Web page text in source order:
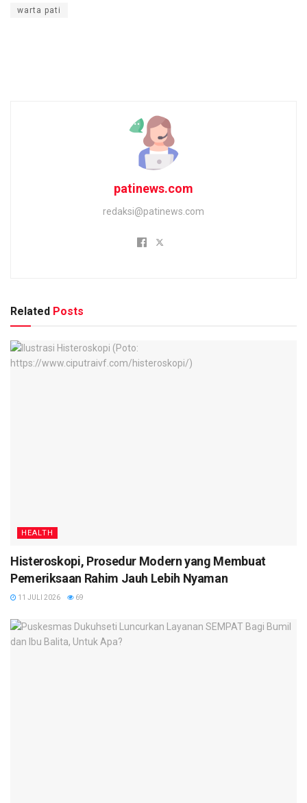
warta pati
patinews.com
redaksi@patinews.com
Related Posts
HEALTH
Histeroskopi, Prosedur Modern yang Membuat
Pemeriksaan Rahim Jauh Lebih Nyaman
11 JULI 2026 69